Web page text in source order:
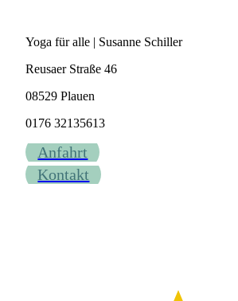
Yoga für alle | Susanne Schiller
Reusaer Straße 46
08529 Plauen
0176 32135613
Anfahrt
Kontakt